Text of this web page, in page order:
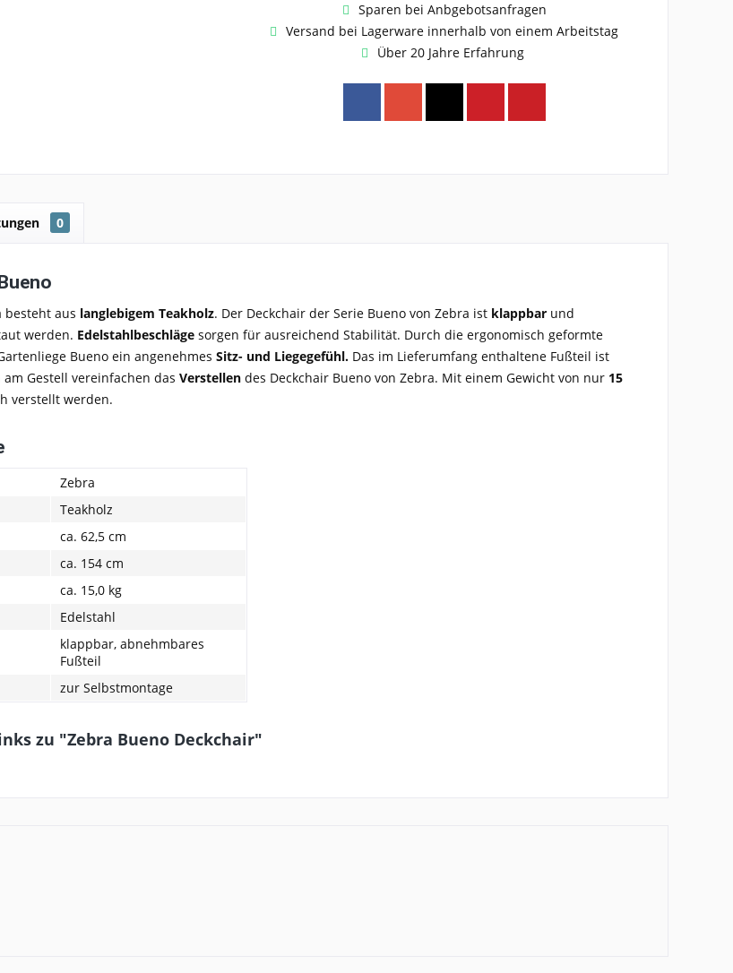
Sparen bei Anbgebotsanfragen
Versand bei Lagerware innerhalb von einem Arbeitstag
Über 20 Jahre Erfahrung
0
besteht aus langlebigem Teakholz. Der Deckchair der Serie Bueno von Zebra ist klappbar und
werden. Edelstahlbeschläge sorgen für ausreichend Stabilität. Durch die ergonomisch geformte
Bueno ein angenehmes Sitz- und Liegegefühl. Das im Lieferumfang enthaltene Fußteil ist
am Gestell vereinfachen das Verstellen des Deckchair Bueno von Zebra. Mit einem Gewicht von nur 15
verstellt werden.
Zebra
Teakholz
ca. 62,5 cm
ca. 154 cm
ca. 15,0 kg
Edelstahl
klappbar, abnehmbares
Fußteil
zur Selbstmontage
zu "Zebra Bueno Deckchair"